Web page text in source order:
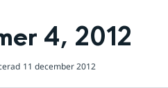
4, 2012
11 december 2012